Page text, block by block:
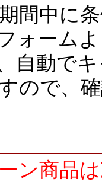
間中に
ォーム
自動で
ので、
ン商品